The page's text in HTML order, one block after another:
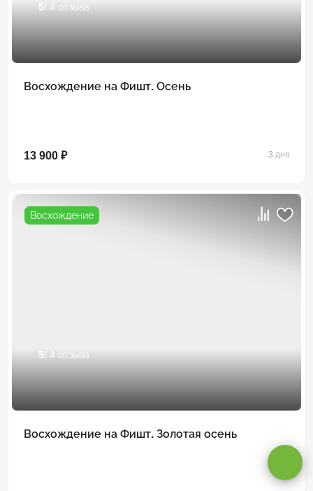
5/ 4 отзыва
Восхождение на Фишт. Осень
13 900 ₽ 3 дня
Восхождение
5/ 4 отзыва
Восхождение на Фишт. Золотая осень
Оставаясь на сайте, вы даетесогласие на обработку cookie и